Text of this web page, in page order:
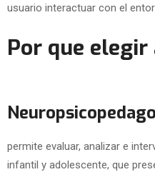
usuario interactuar con el
Por que elegir
permite evaluar, analizar e
infantil y adolescente, que